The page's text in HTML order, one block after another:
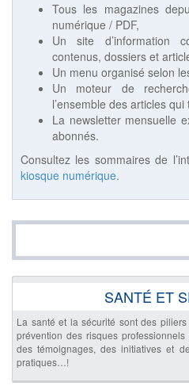
Tous les magazines
numérique / PDF,
Un site d’information
contenus, dossiers et
Un menu organisé selon
Un moteur de
l’ensemble des articles
La newsletter mensuelle
abonnés.
Consultez les sommaires de
kiosque numérique.
SANTÉ ET
La santé et la sécurité sont des
prévention des risques
des témoignages, des initiatives et
pratiques…!